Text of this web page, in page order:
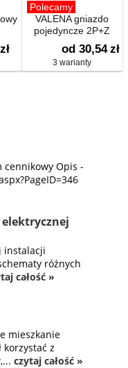
zł
Polecamy
VALENA gniazdo
pojedyncze 2P+Z
od 30,54 zł
3 warianty
Opis -
instalacji
różnych
całość »
mieszkanie
korzystać z
czytaj całość »